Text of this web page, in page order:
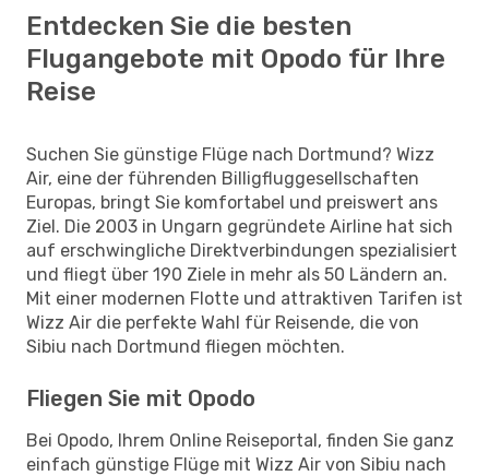
Entdecken Sie die besten
Flugangebote mit Opodo für Ihre
Reise
Suchen Sie günstige Flüge nach Dortmund? Wizz
Air, eine der führenden Billigfluggesellschaften
Europas, bringt Sie komfortabel und preiswert ans
Ziel. Die 2003 in Ungarn gegründete Airline hat sich
auf erschwingliche Direktverbindungen spezialisiert
und fliegt über 190 Ziele in mehr als 50 Ländern an.
Mit einer modernen Flotte und attraktiven Tarifen ist
Wizz Air die perfekte Wahl für Reisende, die von
Sibiu nach Dortmund fliegen möchten.
Fliegen Sie mit Opodo
Bei Opodo, Ihrem Online Reiseportal, finden Sie ganz
einfach günstige Flüge mit Wizz Air von Sibiu nach